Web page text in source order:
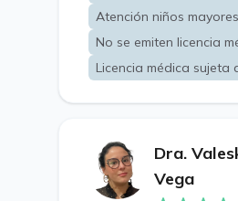
Atención niños
No se emiten licencia
Licencia médica sujeta
Dra.
Vega